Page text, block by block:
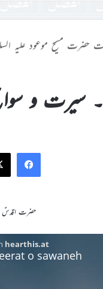
حضرت مسیح موعود علیہ
سیرت و
حضرت اقدسؑ